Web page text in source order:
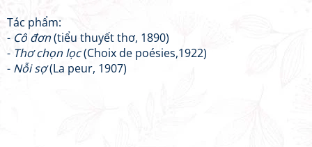
Tác phẩm:
- Cô đơn(tiểu thuyết thơ, 1890)
- Thơ chọn lọc(Choix de poésies,1922)
- Nỗi sợ(La peur, 1907)